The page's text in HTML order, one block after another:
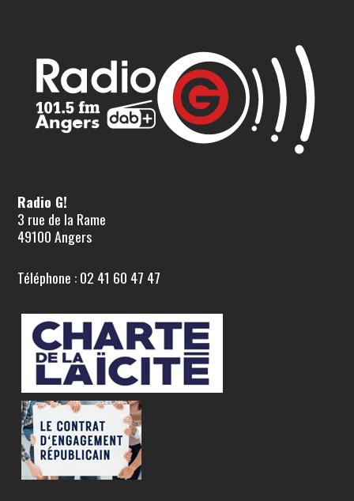
Radio G!
3 rue de la Rame
49100 Angers
Téléphone : 02 41 60 47 47